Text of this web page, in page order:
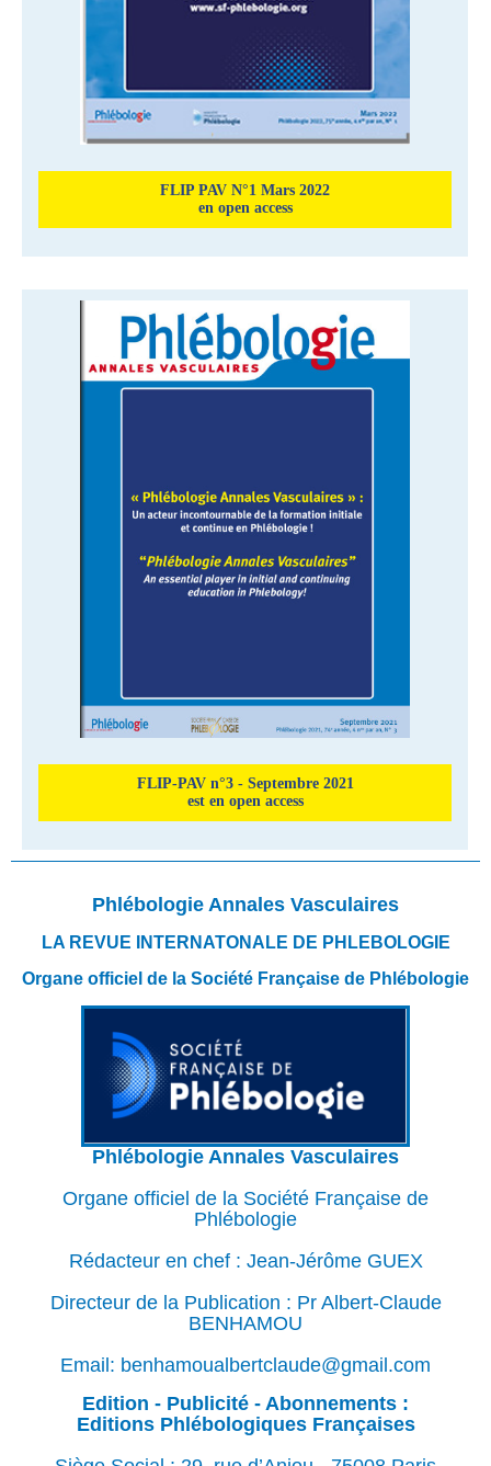
FLIP PAV N°1 Mars 2022
en open access
FLIP-PAV n°3 - Septembre 2021
est en open access
Phlébologie Annales Vasculaires
LA REVUE INTERNATONALE DE PHLEBOLOGIE
Organe officiel de la Société Française de Phlébologie
Phlébologie Annales Vasculaires
Organe officiel de la Société Française de
Phlébologie
Rédacteur en chef : Jean-Jérôme GUEX
Directeur de la Publication : Pr Albert-Claude
BENHAMOU
Email: benhamoualbertclaude@gmail.com
Edition - Publicité - Abonnements :
Editions Phlébologiques Françaises